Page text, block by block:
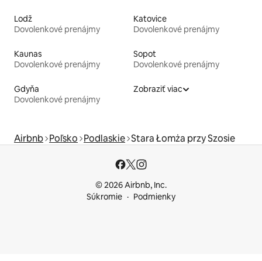
Lodž
Dovolenkové prenájmy
Katovice
Dovolenkové prenájmy
Kaunas
Dovolenkové prenájmy
Sopot
Dovolenkové prenájmy
Gdyňa
Dovolenkové prenájmy
Zobraziť viac
Airbnb Poľsko Podlaskie Stara Łomża przy Szosie
© 2026 Airbnb, Inc.
Súkromie
Podmienky